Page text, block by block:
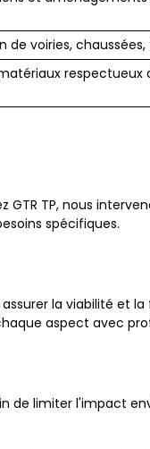
voiries,
TP, nous
spécifiques.
la viabilité et
aspect avec
de limiter l'impact